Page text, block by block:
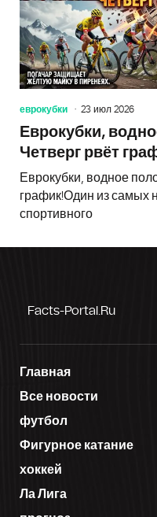
еврокубки 23 июл 2026
Еврокубки,
Четверг рвёт
Еврокубки, водное
график!Один из самых
спортивного
Facts-Portal.ru
Главная
Все новости
футбол
Фигурное катание
хоккей
Ла Лига